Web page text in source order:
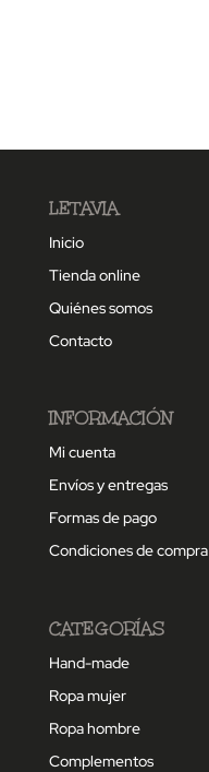
LETAVIA
Inicio
Tienda online
Quiénes somos
Contacto
INFORMACIÓN
Mi cuenta
Envíos y entregas
Formas de pago
Condiciones de compra
CATEGORÍAS
Hand-made
Ropa mujer
Ropa hombre
Complementos